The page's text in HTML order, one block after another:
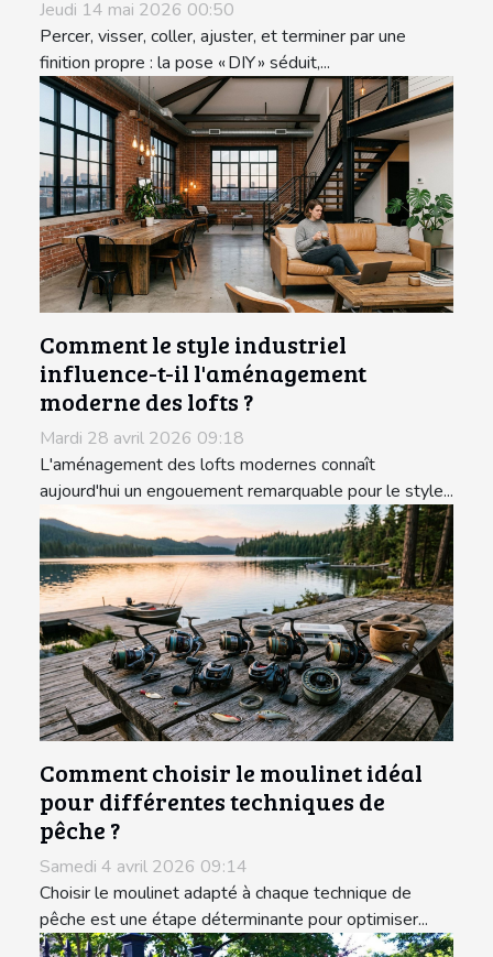
Jeudi 14 mai 2026 00:50
Percer, visser, coller, ajuster, et terminer par une
finition propre : la pose « DIY » séduit,...
Comment le style industriel
influence-t-il l'aménagement
moderne des lofts ?
Mardi 28 avril 2026 09:18
L'aménagement des lofts modernes connaît
aujourd'hui un engouement remarquable pour le style...
Comment choisir le moulinet idéal
pour différentes techniques de
pêche ?
Samedi 4 avril 2026 09:14
Choisir le moulinet adapté à chaque technique de
pêche est une étape déterminante pour optimiser...